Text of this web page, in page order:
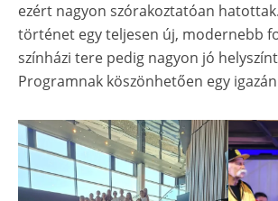
ezért nagyon szórakoztatóan
történet egy teljesen új, modernebb
színházi tere pedig nagyon jó
Programnak köszönhetően egy